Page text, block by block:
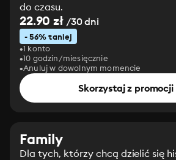
do czasu.
22.90 zł/30 dni
- 56% taniej
1 konto
10 godzin/miesięcznie
Anuluj w dowolnym momencie
Skorzystaj z promocji
Family
Dla tych, którzy chcą dzielić się